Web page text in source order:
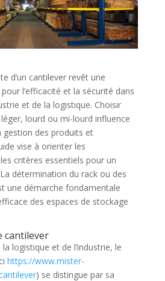
d’un cantilever revêt une
l’efficacité et la sécurité dans
et de la logistique. Choisir
lourd ou mi-lourd influence
gestion des produits et
vise à orienter les
critères essentiels pour un
détermination du rack ou des
une démarche fondamentale
des espaces de stockage
cantilever
logistique et de l’industrie, le
https://www.mister-
) se distingue par sa